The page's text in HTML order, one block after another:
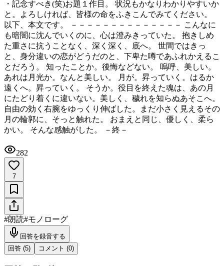
・記念すべき(笑)お題１作目。 状況もかなりわかりやすいか
と。よろしければ、皆様の命をふきこんでみてください。
以下、本文です。 －－－－－－－－－－－－－－ こんなに
も暗闇に沈んでいくのに、心は澄みきっていた。 抱きしめ
た重さに抗うことなく、深く深く、底へ。 世間ではきっ
と、身分違いの恋がどうだのと、下卑た噂であふれかえるこ
とだろう。 知ったことか。後悔などない。 嗚呼、美しい。
あれは月光か。なんと美しい。 月が。昇っていく。はるか
遠くへ。昇っていく。 そうか。役目を終えた魂は、あの月
にたどり着くに違いない。美しく、穢れを知らぬあそこへ。
自由の効く右腕をゆっくり伸ばした。まだ小さく見えるその
月の輪郭に、そっと触れた。 おまえと同じ、優しく、柔ら
かい。 そんな感触がした。 －終－
282
7
#朗読#モノローグ
回答を録音する
回答 (5) コメント (0)